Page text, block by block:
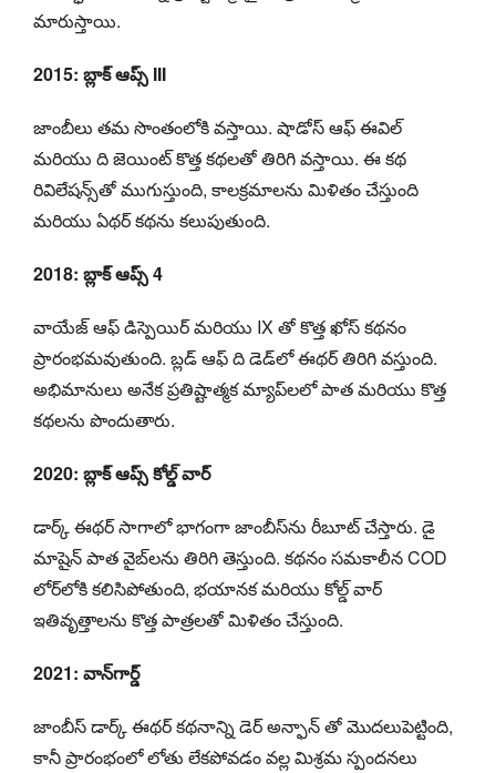
మారుస్తాయి.
2015: బ్లాక్ ఆప్స్ III
జాంబీలు తమ సొంతంలోకి వస్తాయి. షాడోస్ ఆఫ్ ఈవిల్
మరియు ది జెయింట్ కొత్త కథలతో తిరిగి వస్తాయి. ఈ కథ
రివిలేషన్స్‌తో ముగుస్తుంది, కాలక్రమాలను మిళితం చేస్తుంది
మరియు ఏథర్ కథను కలుపుతుంది.
2018: బ్లాక్ ఆప్స్ 4
వాయేజ్ ఆఫ్ డిస్పెయిర్ మరియు IX తో కొత్త ఖోస్ కథనం
ప్రారంభమవుతుంది. బ్లడ్ ఆఫ్ ది డెడ్‌లో ఈథర్ తిరిగి వస్తుంది.
అభిమానులు అనేక ప్రతిష్టాత్మక మ్యాప్‌లలో పాత మరియు కొత్త
కథలను పొందుతారు.
2020: బ్లాక్ ఆప్స్ కోల్డ్ వార్
డార్క్ ఈథర్ సాగాలో భాగంగా జాంబీస్‌ను రీబూట్ చేస్తారు. డై
మాషైన్ పాత వైబ్‌లను తిరిగి తెస్తుంది. కథనం సమకాలీన COD
లోర్‌లోకి కలిసిపోతుంది, భయానక మరియు కోల్డ్ వార్
ఇతివృత్తాలను కొత్త పాత్రలతో మిళితం చేస్తుంది.
2021: వాన్‌గార్డ్
జాంబీస్ డార్క్ ఈథర్ కథనాన్ని డెర్ అన్ఫాన్ తో మొదలుపెట్టింది,
కానీ ప్రారంభంలో లోతు లేకపోవడం వల్ల మిశ్రమ స్పందనలు